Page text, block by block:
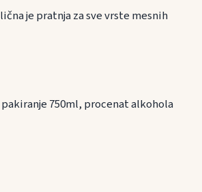
je pratnja za sve vrste mesnih
750ml, procenat alkohola